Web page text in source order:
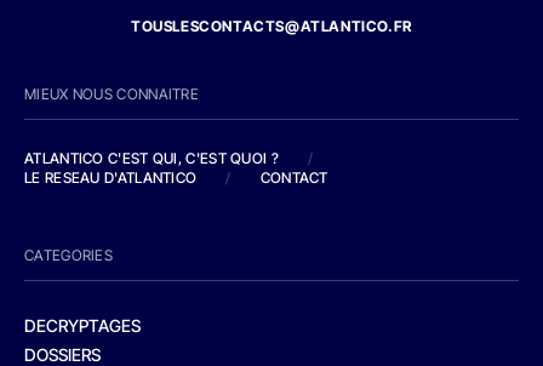
TOUSLESCONTACTS@ATLANTICO.FR
MIEUX NOUS CONNAITRE
ATLANTICO C'EST QUI, C'EST QUOI ?
/
LE RESEAU D'ATLANTICO
/ CONTACT
CATEGORIES
DECRYPTAGES
DOSSIERS